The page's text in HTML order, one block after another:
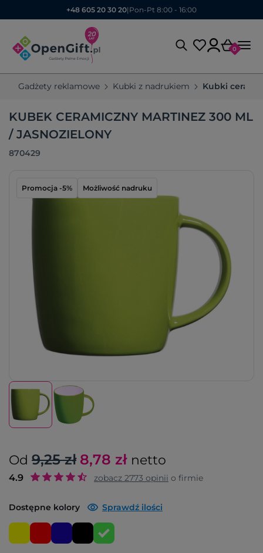
+48 605 20 30 20| Pon-Pt 8:00 - 16:00
0
Gadżety reklamowe Kubki z nadrukiem Kubki
KUBEK CERAMICZNY MARTINEZ 300 ML
/ JASNOZIELONY
870429
Promocja -5% Możliwość nadruku
Od 9,25 zł 8,78 zł netto
4.9 zobacz 2773 opinii o firmie
Dostępne kolory Sprawdź ilości